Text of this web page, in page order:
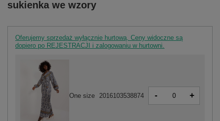
sukienka we wzory
Oferujemy sprzedaż wyłącznie hurtową. Ceny widoczne są
dopiero po REJESTRACJI i zalogowaniu w hurtowni.
One size 2016103538874 - +